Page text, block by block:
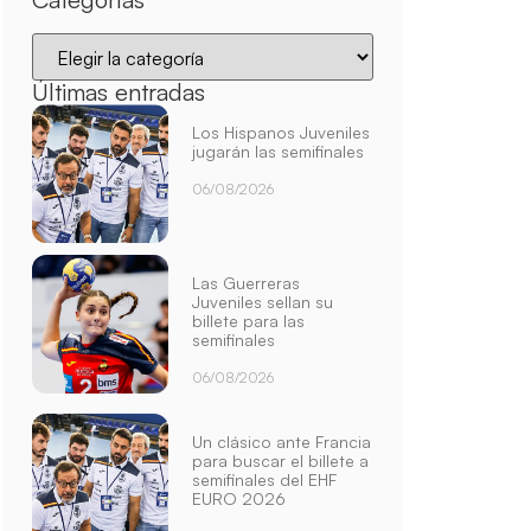
Últimas entradas
Los Hispanos Juveniles
jugarán las semifinales
06/08/2026
Las Guerreras
Juveniles sellan su
billete para las
semifinales
06/08/2026
Un clásico ante Francia
para buscar el billete a
semifinales del EHF
EURO 2026